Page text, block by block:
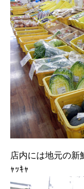
店内には地元の新
ｬｯｷｬ